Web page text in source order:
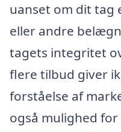
uanset om dit tag
eller andre
tagets integritet
flere tilbud giver
forståelse af
også mulighed